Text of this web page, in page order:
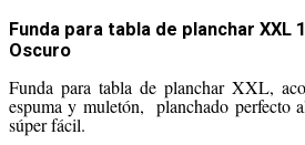
Funda para tabla de planchar XXL
Oscuro
Funda para tabla de planchar XXL,
espuma y muletón, planchado perfecto
súper fácil.